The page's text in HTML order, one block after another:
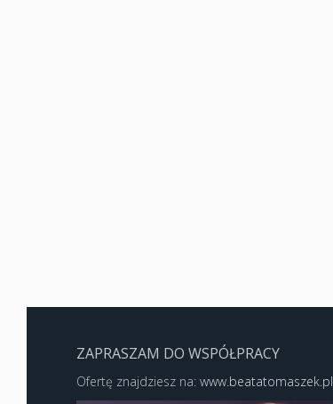
ZAPRASZAM DO WSPÓŁPRACY
Ofertę znajdziesz na: www.beatatomaszek.pl